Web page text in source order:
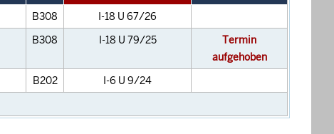
B308
I-18 U 67/26
B308 I-18 U 79/25
Termin
aufgehoben
B202
I-6 U 9/24